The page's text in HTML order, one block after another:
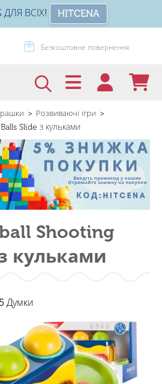
ВСІХ! HITCENA
Пакуй на подарунок
> Розвиваючі ігри >
Slide з кульками
Shooting
кульками
5 Думки